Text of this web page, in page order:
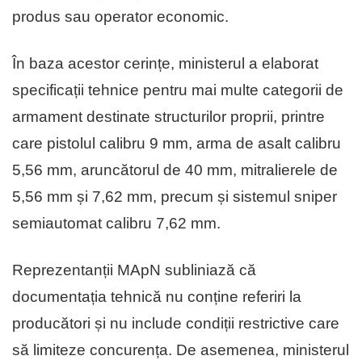
produs sau operator economic.
În baza acestor cerințe, ministerul a elaborat
specificații tehnice pentru mai multe categorii de
armament destinate structurilor proprii, printre
care pistolul calibru 9 mm, arma de asalt calibru
5,56 mm, aruncătorul de 40 mm, mitralierele de
5,56 mm și 7,62 mm, precum și sistemul sniper
semiautomat calibru 7,62 mm.
Reprezentanții MApN subliniază că
documentația tehnică nu conține referiri la
producători și nu include condiții restrictive care
să limiteze concurența. De asemenea, ministerul